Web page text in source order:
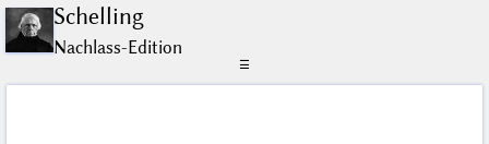
Schelling
Nachlass-Edition
☰